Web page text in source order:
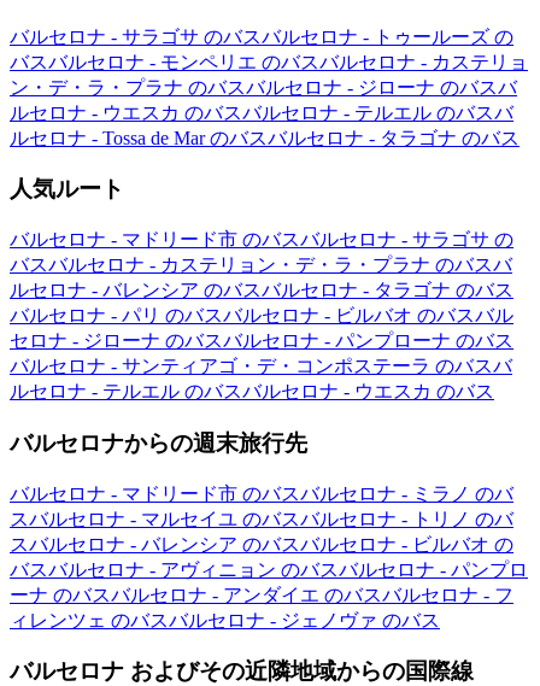
バルセロナ - サラゴサ のバスバルセロナ - トゥールーズ の
バスバルセロナ - モンペリエ のバスバルセロナ - カステリョ
ン・デ・ラ・プラナ のバスバルセロナ - ジローナ のバスバ
ルセロナ - ウエスカ のバスバルセロナ - テルエル のバスバ
ルセロナ - Tossa de Mar のバスバルセロナ - タラゴナ のバス
人気ルート
バルセロナ - マドリード市 のバスバルセロナ - サラゴサ の
バスバルセロナ - カステリョン・デ・ラ・プラナ のバスバ
ルセロナ - バレンシア のバスバルセロナ - タラゴナ のバス
バルセロナ - パリ のバスバルセロナ - ビルバオ のバスバル
セロナ - ジローナ のバスバルセロナ - パンプローナ のバス
バルセロナ - サンティアゴ・デ・コンポステーラ のバスバ
ルセロナ - テルエル のバスバルセロナ - ウエスカ のバス
バルセロナからの週末旅行先
バルセロナ - マドリード市 のバスバルセロナ - ミラノ のバ
スバルセロナ - マルセイユ のバスバルセロナ - トリノ のバ
スバルセロナ - バレンシア のバスバルセロナ - ビルバオ の
バスバルセロナ - アヴィニョン のバスバルセロナ - パンプロ
ーナ のバスバルセロナ - アンダイエ のバスバルセロナ - フ
ィレンツェ のバスバルセロナ - ジェノヴァ のバス
バルセロナ およびその近隣地域からの国際線